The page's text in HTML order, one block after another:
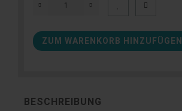
ZUM WARENKORB HINZUFÜGEN
BESCHREIBUNG